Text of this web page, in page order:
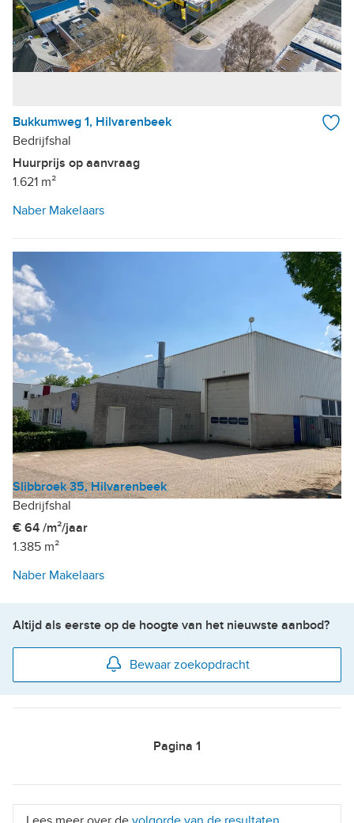
Bukkumweg 1, Hilvarenbeek
Bedrijfshal
Huurprijs op aanvraag
1.621 m²
Naber Makelaars
Slibbroek 35, Hilvarenbeek
Bedrijfshal
€ 64 /m²/jaar
1.385 m²
Naber Makelaars
Altijd als eerste op de hoogte van het nieuwste aanbod?
Bewaar zoekopdracht
Pagina 1